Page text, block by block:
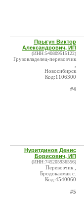
Прыгун Виктор
Александрович, ИП
(ИНН:540809515122)
Грузовладелец-перевозчик
Новосибирск
Код:1106300
#4
Нуритдинов Денис
Борисович, ИП
(ИНН:745205936556)
Перевозчик ,
Бродокалмак с.
Код:4540060
#5